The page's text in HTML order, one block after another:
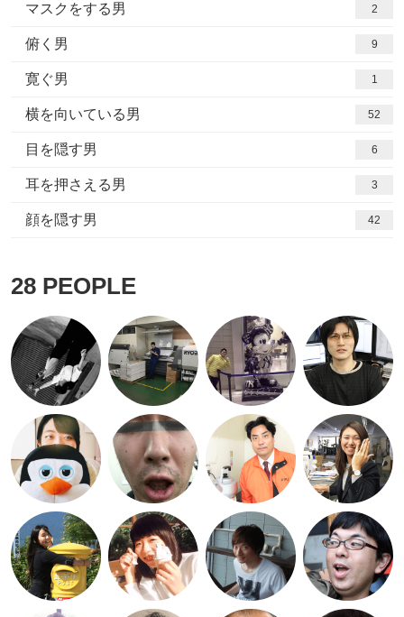
マスクをする男 2
俯く男 9
寛ぐ男 1
横を向いている男 52
目を隠す男 6
耳を押さえる男 3
顔を隠す男 42
28 PEOPLE